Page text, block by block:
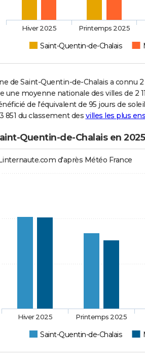
Saint-Quentin-de-Chalais
Hiver 2025 Printemps 2025
de Saint-Quentin-de-Chalais a connu
une moyenne nationale des villes de 2
de l'équivalent de 95 jours de
851 du classement des villes les plus
Quentin-de-Chalais en 2025
d'après Météo France
Saint-Quentin-de-Chalais
Hiver 2025 Printemps 2025